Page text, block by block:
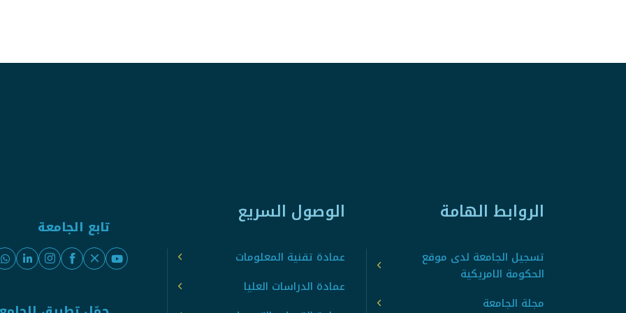
الروابط الهامة
تسجيل الجامعة لدى موقع
الحكومة الامريكية
مجلة الجامعة
الوصول السريع
عمادة تقنية المعلومات
عمادة الدراسات العليا
تابع الجامعة